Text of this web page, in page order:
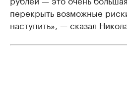
перекрыть возможные
наступить», — сказал